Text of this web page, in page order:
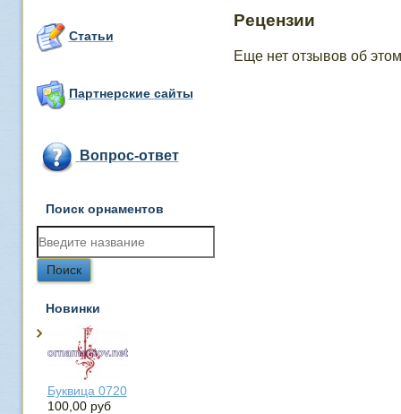
Статьи
Партнерские сайты
Вопрос-ответ
Поиск орнаментов
Новинки
Буквица 0720
100,00 руб
Рецензии
Еще нет отзывов об